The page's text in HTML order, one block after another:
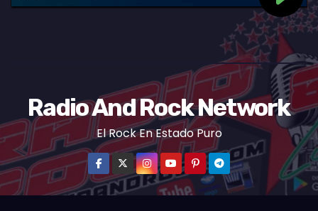
Radio And Rock Network
El Rock En Estado Puro